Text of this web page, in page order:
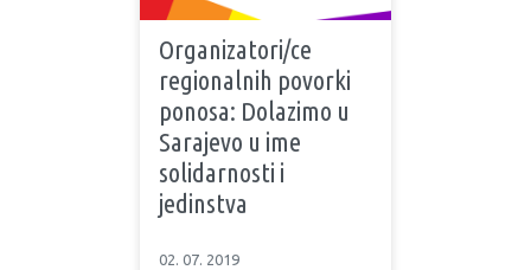
Organizatori/ce
regionalnih povorki
ponosa: Dolazimo u
Sarajevo u ime
solidarnosti i
jedinstva
02. 07. 2019